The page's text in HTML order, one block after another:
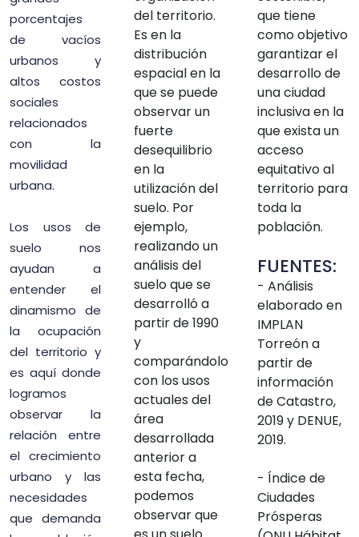
porcentajes
de vacíos
urbanos y
altos costos
sociales
relacionados
con la
movilidad
urbana.
Los usos de
suelo nos
ayudan a
entender el
dinamismo de
la ocupación
del territorio y
es aquí donde
logramos
observar la
relación entre
el crecimiento
urbano y las
necesidades
que demanda
del territorio.
Es en la
distribución
espacial en la
que se puede
observar un
fuerte
desequilibrio
en la
utilización del
suelo. Por
ejemplo,
realizando un
análisis del
suelo que se
desarrolló a
partir de 1990
y
comparándolo
con los usos
actuales del
área
desarrollada
anterior a
esta fecha,
podemos
observar que
que tiene
como objetivo
garantizar el
desarrollo de
una ciudad
inclusiva en la
que exista un
acceso
equitativo al
territorio para
toda la
población.
FUENTES:
- Análisis
elaborado en
IMPLAN
Torreón a
partir de
información
de Catastro,
2019 y DENUE,
2019.
- Índice de
Ciudades
Prósperas